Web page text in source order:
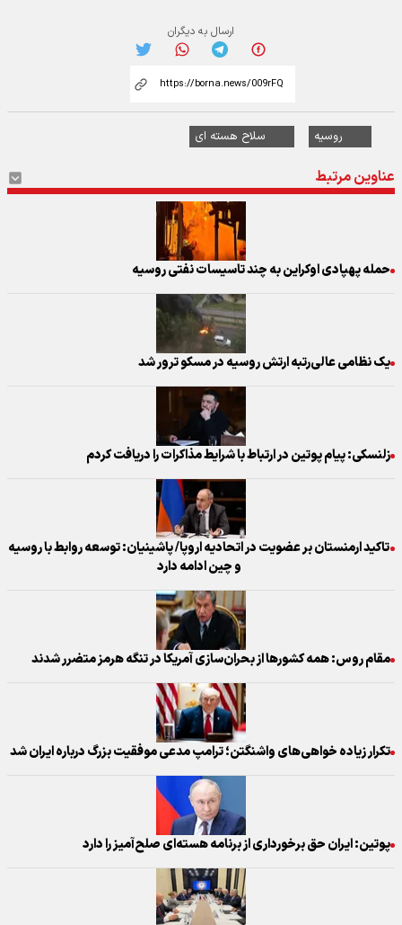
ارسال به دیگران
روسیه سلاح هسته ای
عناوین مرتبط
حمله پهپادی اوکراین به چند تاسیسات نفتی روسیه
یک نظامی عالی‌رتبه ارتش روسیه در مسکو ترور شد
زلنسکی: پیام پوتین در ارتباط با شرایط مذاکرات را دریافت کردم
تاکید ارمنستان بر عضویت در اتحادیه اروپا/ پاشینیان: توسعه روابط با روسیه
و چین ادامه دارد
مقام روس: همه کشورها از بحران‌سازی آمریکا در تنگه هرمز متضرر شدند
تکرار زیاده خواهی‌های واشنگتن؛ ترامپ مدعی موفقیت بزرگ درباره ایران شد
پوتین: ایران حق برخورداری از برنامه هسته‌ای صلح‌آمیز را دارد